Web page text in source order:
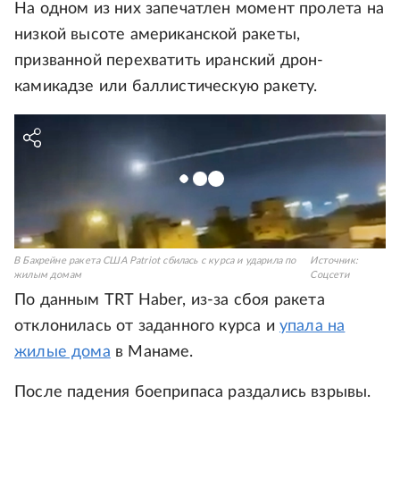
На одном из них запечатлен момент пролета на
низкой высоте американской ракеты,
призванной перехватить иранский дрон-
камикадзе или баллистическую ракету.
В Бахрейне ракета США Patriot сбилась с курса и ударила по
жилым домам
Источник:
Соцсети
По данным TRT Haber, из-за сбоя ракета
отклонилась от заданного курса и упала на
жилые дома в Манаме.
После падения боеприпаса раздались взрывы.